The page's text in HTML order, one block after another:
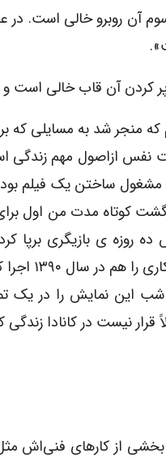
روبرو خالی است. در
کردن آن قاب خالی است
منجر شد به مسایلی که
نفس ازاصول مهم
ساختن یک فیلم
کوتاه مدت من اول
روزه ی بازیگری برپا
این نمایش را در یک
نیست در کانادا زندگی
بخشی از کارهای فنی‌اش